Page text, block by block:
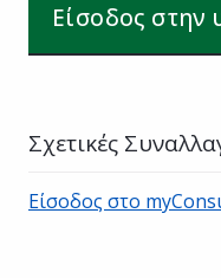
Είσοδος στην
Σχετικές
Είσοδος στο